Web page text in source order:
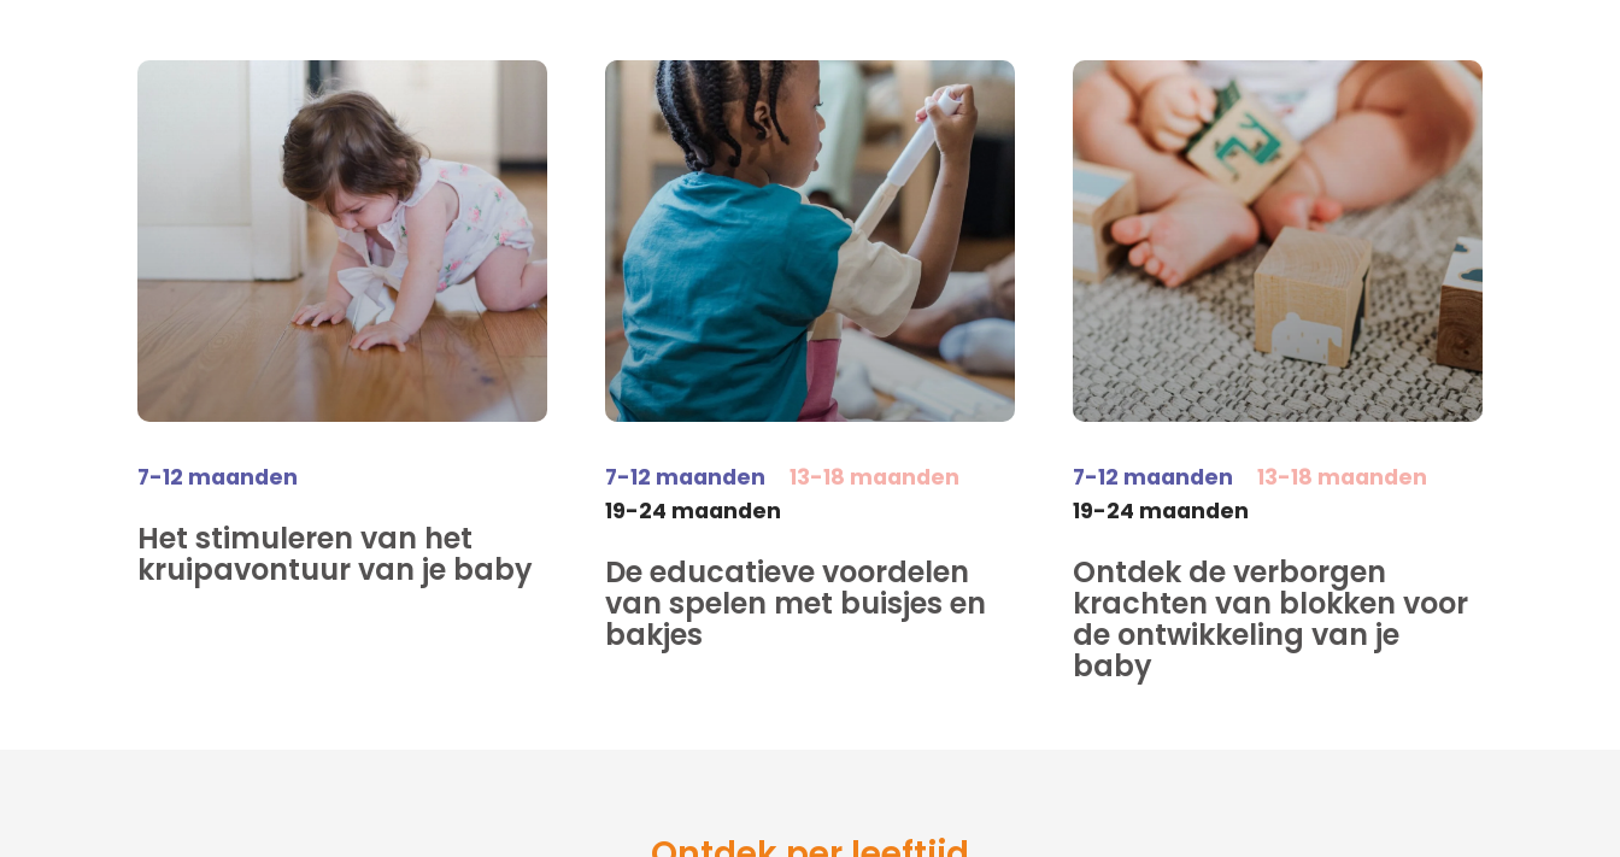
7-12 maanden
Het stimuleren van het
kruipavontuur van je baby
7-12 maanden
13-18 maanden
19-24 maanden
De educatieve voordelen
van spelen met buisjes en
bakjes
7-12 maanden
13-18 maanden
19-24 maanden
Ontdek de verborgen
krachten van blokken voor
de ontwikkeling van je
baby